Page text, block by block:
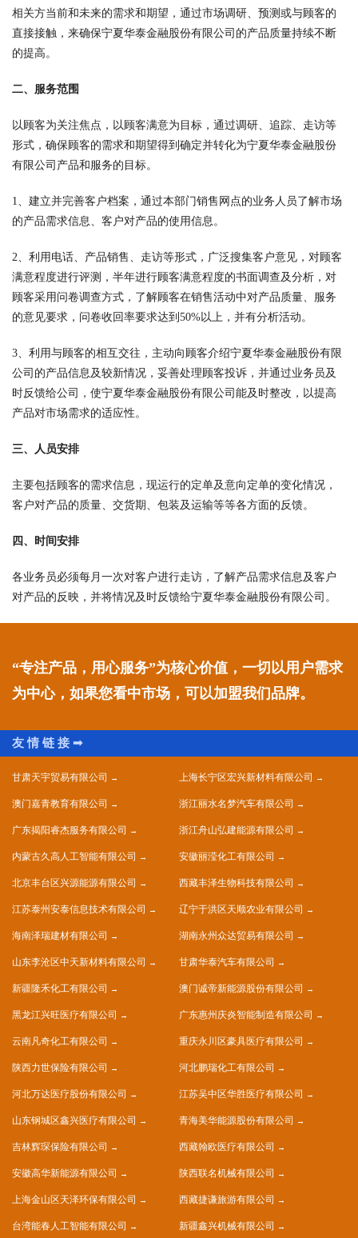
相关方当前和未来的需求和期望，通过市场调研、预测或与顾客的
直接接触，来确保宁夏华泰金融股份有限公司的产品质量持续不断
的提高。
二、服务范围
以顾客为关注焦点，以顾客满意为目标，通过调研、追踪、走访等
形式，确保顾客的需求和期望得到确定并转化为宁夏华泰金融股份
有限公司产品和服务的目标。
1、建立并完善客户档案，通过本部门销售网点的业务人员了解市场
的产品需求信息、客户对产品的使用信息。
2、利用电话、产品销售、走访等形式，广泛搜集客户意见，对顾客
满意程度进行评测，半年进行顾客满意程度的书面调查及分析，对
顾客采用问卷调查方式，了解顾客在销售活动中对产品质量、服务
的意见要求，问卷收回率要求达到50%以上，并有分析活动。
3、利用与顾客的相互交往，主动向顾客介绍宁夏华泰金融股份有限
公司的产品信息及较新情况，妥善处理顾客投诉，并通过业务员及
时反馈给公司，使宁夏华泰金融股份有限公司能及时整改，以提高
产品对市场需求的适应性。
三、人员安排
主要包括顾客的需求信息，现运行的定单及意向定单的变化情况，
客户对产品的质量、交货期、包装及运输等等各方面的反馈。
四、时间安排
各业务员必须每月一次对客户进行走访，了解产品需求信息及客户
对产品的反映，并将情况及时反馈给宁夏华泰金融股份有限公司。
“专注产品，用心服务”为核心价值，一切以用户需求
为中心，如果您看中市场，可以加盟我们品牌。
甘肃天宇贸易有限公司 上海长宁区宏兴新材料有限公司
澳门嘉青教育有限公司 浙江丽水名梦汽车有限公司
广东揭阳睿杰服务有限公司 浙江舟山弘建能源有限公司
内蒙古久高人工智能有限公司 安徽丽滢化工有限公司
北京丰台区兴源能源有限公司 西藏丰泽生物科技有限公司
江苏泰州安泰信息技术有限公司 辽宁于洪区天顺农业有限公司
海南泽瑞建材有限公司 湖南永州众达贸易有限公司
山东李沧区中天新材料有限公司 甘肃华泰汽车有限公司
新疆隆禾化工有限公司 澳门诚帝新能源股份有限公司
黑龙江兴旺医疗有限公司 广东惠州庆炎智能制造有限公司
云南凡奇化工有限公司 重庆永川区豪具医疗有限公司
陕西力世保险有限公司 河北鹏瑞化工有限公司
河北万达医疗股份有限公司 江苏吴中区华胜医疗有限公司
山东钢城区鑫兴医疗有限公司 青海美华能源股份有限公司
吉林辉琛保险有限公司 西藏翰欧医疗有限公司
安徽高华新能源有限公司 陕西联名机械有限公司
上海金山区天泽环保有限公司 西藏捷谦旅游有限公司
台湾能春人工智能有限公司 新疆鑫兴机械有限公司